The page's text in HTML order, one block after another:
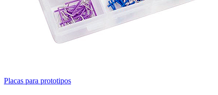
Placas para prototipos